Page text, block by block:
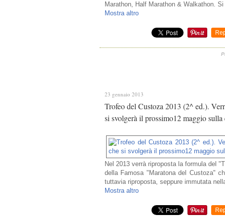
Marathon, Half Marathon & Walkathon.
Mostra altro
23 gennaio 2013
Trofeo del Custoza 2013 (2^ ed.).
si svolgerà il prossimo12 maggio
Nel 2013 verrà riproposta la formula del
della Famosa "Maratona del Custoza"
tuttavia riproposta, seppure immutata
Mostra altro